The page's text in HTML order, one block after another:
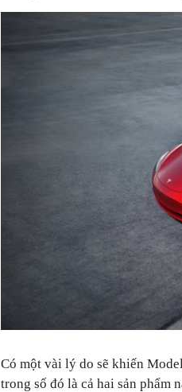
Có một vài lý do sẽ khiến
trong số đó là cả hai sản phẩm